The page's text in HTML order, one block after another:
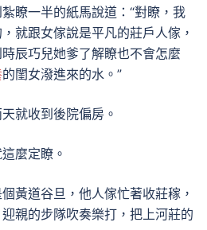
瞭一半的紙馬說道：“對瞭，我
就跟女傢說是平凡的莊戶人傢，
辰巧兒她爹了解瞭也不會怎麼
的閨女潑進來的水。”
就收到後院偏房。
麼定瞭。
道谷旦，他人傢忙著收莊稼，
親的步隊吹奏樂打，把上河莊的